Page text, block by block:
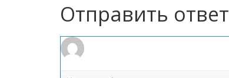
Отправить ответ